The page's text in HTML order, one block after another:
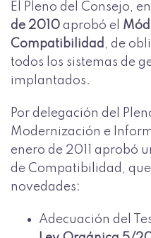
El Pleno del Consejo,
de 2010 aprobó el
Compatibilidad , de
todos los sistemas de
implantados.
Por delegación del
Modernización e
enero de 2011 aprobó
de Compatibilidad,
novedades:
Adecuación del